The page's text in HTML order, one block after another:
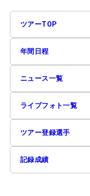
ツアーTOP
年間日程
ニュース一覧
ライブフォト一覧
ツアー登録選手
記録成績